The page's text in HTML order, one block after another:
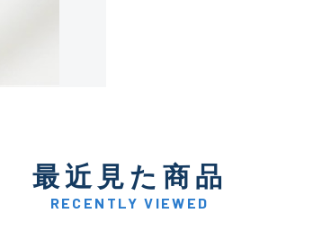
C-
い品
最近見た商品
RECENTLY VIEWED